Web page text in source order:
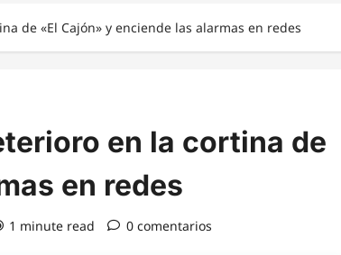
de «El Cajón» y enciende las alarmas en redes
en la cortina de
en redes
1 minute read 0 comentarios